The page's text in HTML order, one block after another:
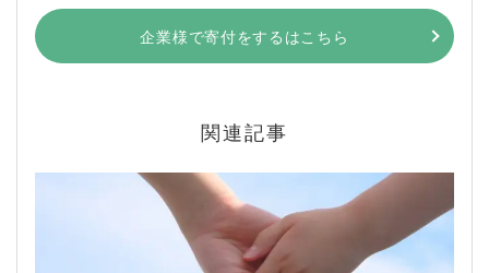
企業様で寄付をするはこちら
関連記事